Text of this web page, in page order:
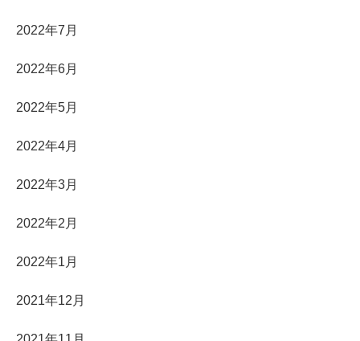
2022年7月
2022年6月
2022年5月
2022年4月
2022年3月
2022年2月
2022年1月
2021年12月